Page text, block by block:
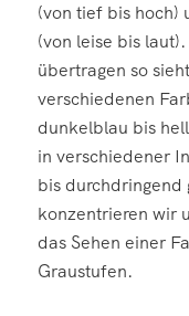
(von tief bis hoch)
(von leise bis
übertragen so
verschiedenen
dunkelblau bis
in verschiedener
bis
konzentrieren wir
das Sehen einer
Graustufen.